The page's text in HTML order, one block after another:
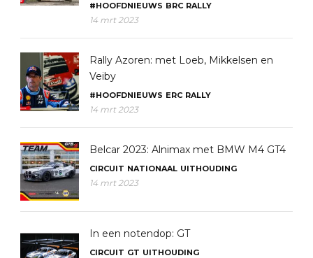
#HOOFDNIEUWS BRC RALLY
14 mrt 2023
Rally Azoren: met Loeb, Mikkelsen en
Veiby
#HOOFDNIEUWS ERC RALLY
14 mrt 2023
Belcar 2023: Alnimax met BMW M4 GT4
CIRCUIT NATIONAAL UITHOUDING
14 mrt 2023
In een notendop: GT
CIRCUIT GT UITHOUDING